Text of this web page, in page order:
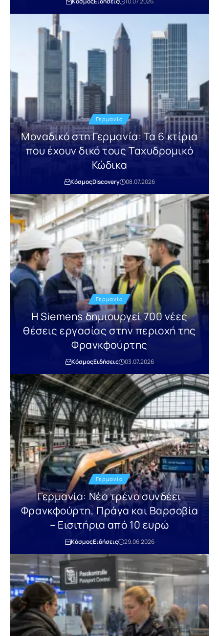
Γερμανία
Μοναδικό στη Γερμανία: Τα 6 κτίρια
που έχουν δικό τους Ταχυδρομικό
Κώδικα
ΚόσμοςDiscovery 08.07.2026
Γερμανία
Η Siemens δημιουργεί 700 νέες
θέσεις εργασίας στην περιοχή της
Φρανκφούρτης
ΚόσμοςΕιδήσεις 03.07.2026
Γερμανία
Γερμανία: Νέο τρένο συνδέει
Φρανκφούρτη, Πράγα και Βαρσοβία
– Εισιτήρια από 10 ευρώ
ΚόσμοςΕιδήσεις 29.06.2026